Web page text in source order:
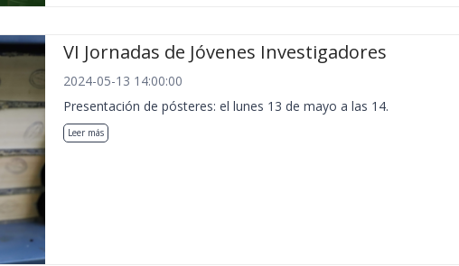
VI Jornadas de Jóvenes Investigadores
2024-05-13 14:00:00
Presentación de pósteres: el lunes 13 de mayo a las 14.
Leer más